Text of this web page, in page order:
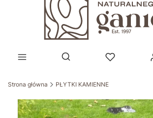
Otwórz wyszukiwarkę
Strona główna PŁYTKI KAMIENNE